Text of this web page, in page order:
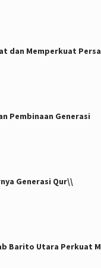
dan Memperkuat
Pembinaan Generasi
Generasi Qur\\
Barito Utara